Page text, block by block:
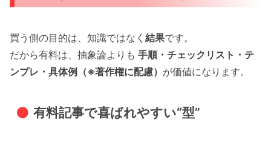
買う側の目的は、知識ではなく 結果です。
だから有料は、抽象論よりも 手順・チェックリスト・テ
ンプレ・具体例（※著作権に配慮） が価値になります。
有料記事で喜ばれやすい“型”